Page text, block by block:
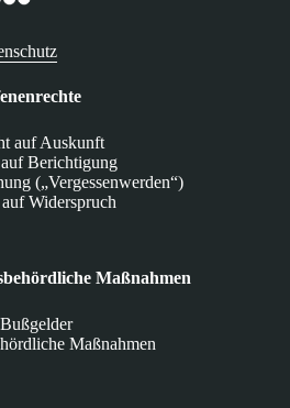
auf Auskunft
Berichtigung
(„Vergessenwerden“)
Widerspruch
Maßnahmen
Bußgelder
Maßnahmen